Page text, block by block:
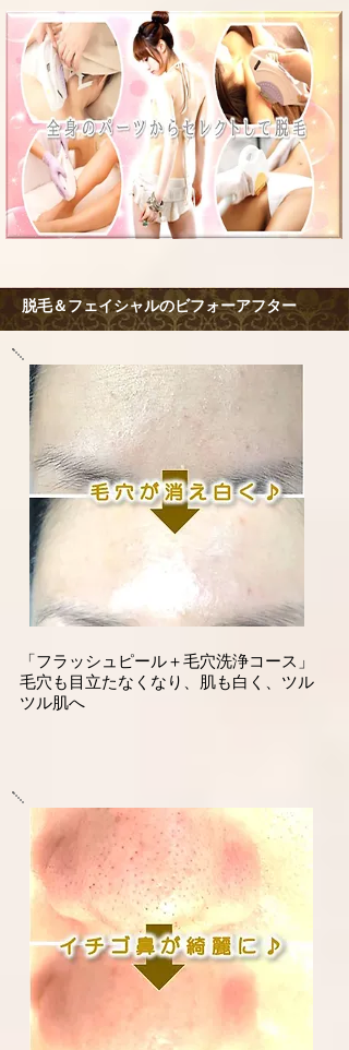
脱毛＆フェイシャルのビフォーアフター
「フラッシュピール＋毛穴洗浄コース」
​毛穴も目立たなくなり、肌も白く、ツル
ツル肌へ